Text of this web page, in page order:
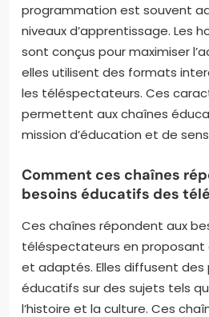
programmation est souvent
niveaux d’apprentissage. Les
sont conçus pour maximiser
elles utilisent des formats
les téléspectateurs. Ces
permettent aux chaînes
mission d’éducation et de
Comment ces chaînes
besoins éducatifs des
Ces chaînes répondent aux
téléspectateurs en proposant
et adaptés. Elles diffusent des
éducatifs sur des sujets tels
l’histoire et la culture. Ces